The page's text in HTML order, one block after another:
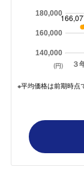
３
140,000
160,000
180,000
(円)
※平均価格は前期時点